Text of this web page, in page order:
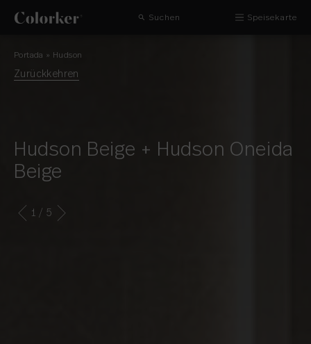
Suchen Speisekarte
Portada » Hudson
Zurückkehren
Hudson Beige + Hudson Oneida
Beige
1 / 5